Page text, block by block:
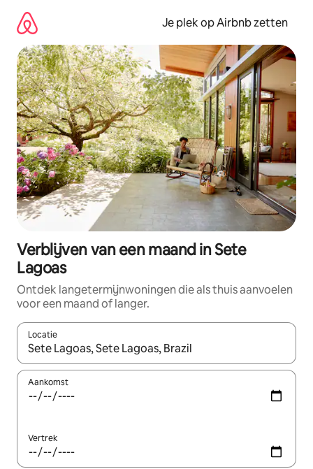
direct
naar
inhoud
Je plek op Airbnb zetten
Verblijven van een maand in Sete
Lagoas
Ontdek langetermijnwoningen die als thuis aanvoelen
voor een maand of langer.
Locatie
Wanneer er resultaten beschikbaar zijn, maak je een keuze
Aankomst
Vertrek